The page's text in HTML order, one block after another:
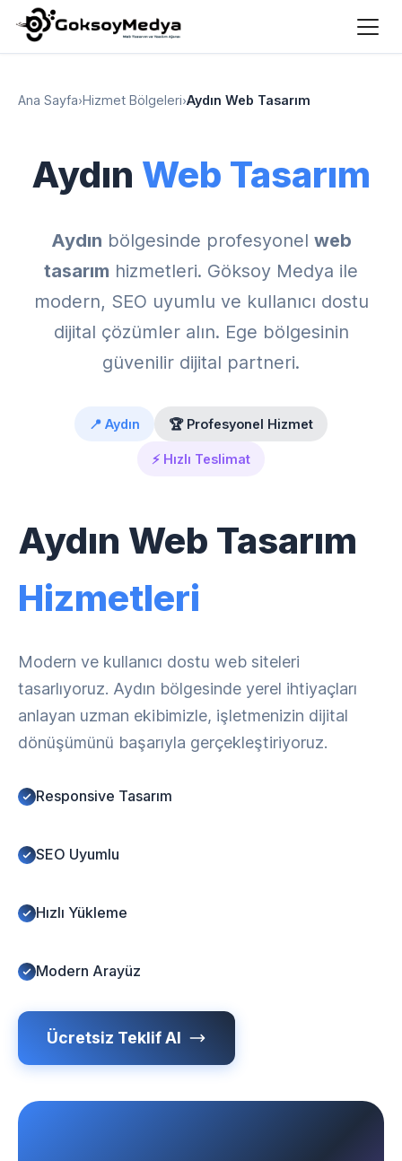
Ana Sayfa›Hizmet Bölgeleri›Aydın Web Tasarım
Aydın Web Tasarım
Aydın bölgesinde profesyonel web
tasarım hizmetleri. Göksoy Medya ile
modern, SEO uyumlu ve kullanıcı dostu
dijital çözümler alın. Ege bölgesinin
güvenilir dijital partneri.
📍 Aydın 🏆 Profesyonel Hizmet
⚡ Hızlı Teslimat
Aydın Web Tasarım
Hizmetleri
Modern ve kullanıcı dostu web siteleri
tasarlıyoruz. Aydın bölgesinde yerel ihtiyaçları
anlayan uzman ekibimizle, işletmenizin dijital
dönüşümünü başarıyla gerçekleştiriyoruz.
Responsive Tasarım
SEO Uyumlu
Hızlı Yükleme
Modern Arayüz
Ücretsiz Teklif Al